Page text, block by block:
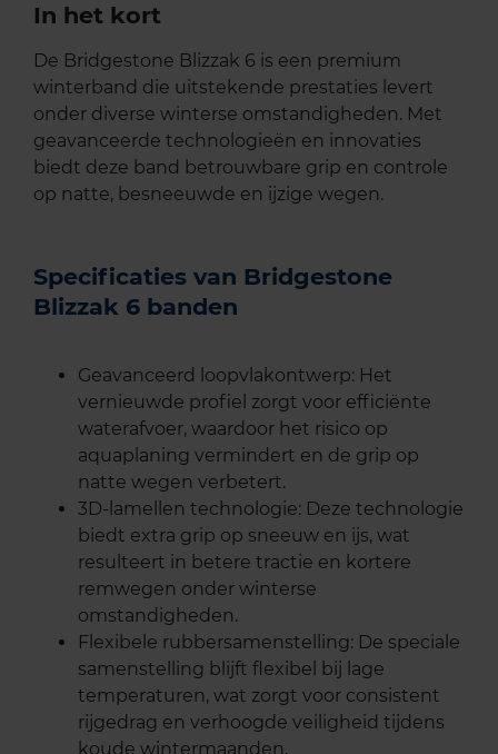
In het kort
De Bridgestone Blizzak 6 is een premium
winterband die uitstekende prestaties levert
onder diverse winterse omstandigheden. Met
geavanceerde technologieën en innovaties
biedt deze band betrouwbare grip en controle
op natte, besneeuwde en ijzige wegen.
Specificaties van Bridgestone
Blizzak 6 banden
Geavanceerd loopvlakontwerp: Het
vernieuwde profiel zorgt voor efficiënte
waterafvoer, waardoor het risico op
aquaplaning vermindert en de grip op
natte wegen verbetert.
3D-lamellen technologie: Deze technologie
biedt extra grip op sneeuw en ijs, wat
resulteert in betere tractie en kortere
remwegen onder winterse
omstandigheden.
Flexibele rubbersamenstelling: De speciale
samenstelling blijft flexibel bij lage
temperaturen, wat zorgt voor consistent
rijgedrag en verhoogde veiligheid tijdens
koude wintermaanden.